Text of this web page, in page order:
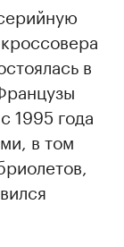
в
1995 года
в том